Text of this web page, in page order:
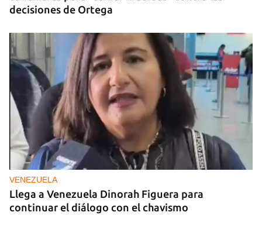
decisiones de Ortega
VENEZUELA
Llega a Venezuela Dinorah Figuera para
continuar el diálogo con el chavismo